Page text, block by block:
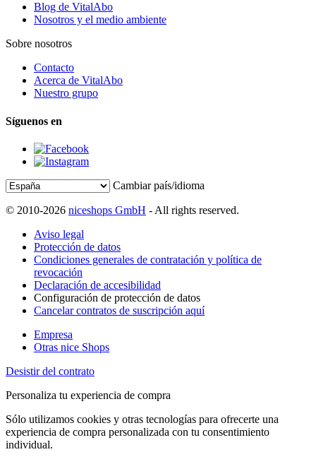
Blog de VitalAbo
Nosotros y el medio ambiente
Sobre nosotros
Contacto
Acerca de VitalAbo
Nuestro grupo
Síguenos en
Cambiar país/idioma
© 2010-2026 niceshops GmbH - All rights reserved.
Aviso legal
Protección de datos
Condiciones generales de contratación y política de
revocación
Declaración de accesibilidad
Configuración de protección de datos
Cancelar contratos de suscripción aquí
Empresa
Otras nice Shops
Desistir del contrato
Personaliza tu experiencia de compra
Sólo utilizamos cookies y otras tecnologías para ofrecerte una
experiencia de compra personalizada con tu consentimiento
individual.